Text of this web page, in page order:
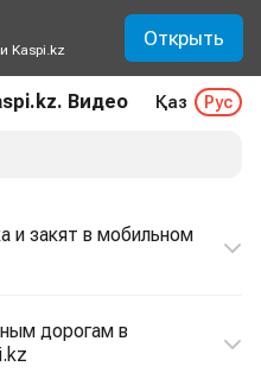
Kaspi.kz Открыть
Видео Қаз Рус
и закят в мобильном
дорогам в